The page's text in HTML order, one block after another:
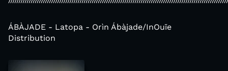
ÁBÀJADE - Latopa - Orìn Ábàjade/InOuïe
Distribution